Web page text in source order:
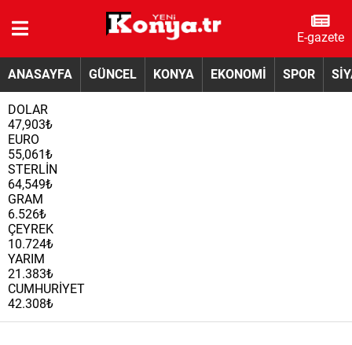
E-gazete
ANASAYFA GÜNCEL KONYA EKONOMİ SPOR
DOLAR
47,903₺
EURO
55,061₺
STERLİN
64,549₺
GRAM
6.526₺
ÇEYREK
10.724₺
YARIM
21.383₺
CUMHURİYET
42.308₺